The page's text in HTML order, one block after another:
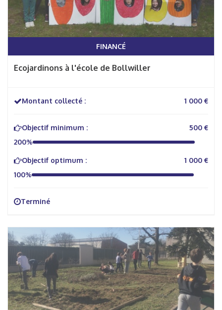
FINANCÉ
Ecojardinons à l'école de Bollwiller
Montant collecté : 1 000 €
Objectif minimum :
500 €
200%
Objectif optimum :
1 000 €
100%
Terminé